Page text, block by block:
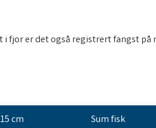
fjor er det også registrert fangst på
cm Sum fisk